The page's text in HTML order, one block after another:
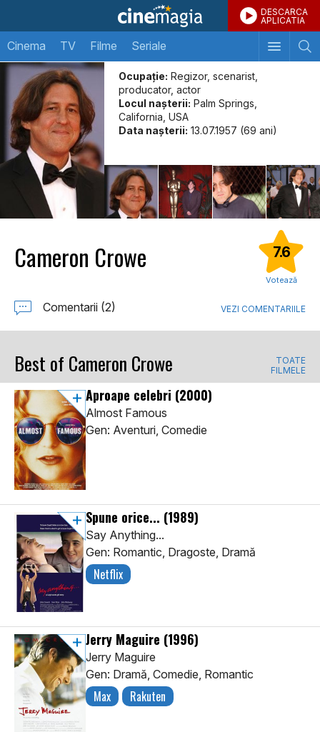
DESCARCA
APLICATIA
Cinema TV Filme Seriale
Ocupație: Regizor, scenarist,
producator, actor
Locul naşterii: Palm Springs,
California, USA
Data naşterii: 13.07.1957 (69 ani)
Cameron Crowe 7.6
Votează
Comentarii (2) VEZI COMENTARIILE
Best of Cameron Crowe
TOATE
FILMELE
Aproape celebri (2000)
Almost Famous
Gen: Aventuri, Comedie
Spune orice... (1989)
Say Anything...
Gen: Romantic, Dragoste, Dramă
Netflix
Jerry Maguire (1996)
Jerry Maguire
Gen: Dramă, Comedie, Romantic
Max Rakuten